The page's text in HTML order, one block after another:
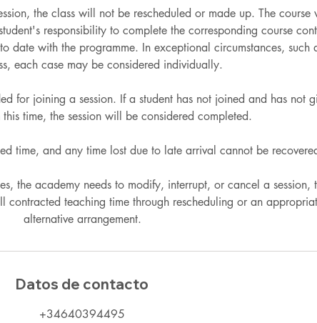
the class will not be rescheduled or made up. The course
responsibility to complete the corresponding course
date with the programme. In exceptional circumstances, such
each case may be considered individually.
for joining a session. If a student has not joined and has not
time, the session will be considered completed.
time, and any time lost due to late arrival cannot be
the academy needs to modify, interrupt, or cancel a session,
contracted teaching time through rescheduling or an
Datos de contacto
+34640394495